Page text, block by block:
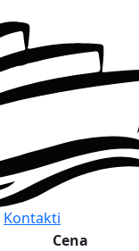
Kontakti
Cena